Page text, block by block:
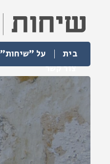
בית על "שיחות"
צור קשר